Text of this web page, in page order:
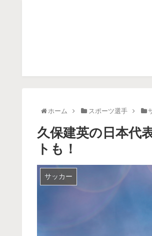
ホーム スポーツ選手
久保建英の日本代
トも！
サッカー